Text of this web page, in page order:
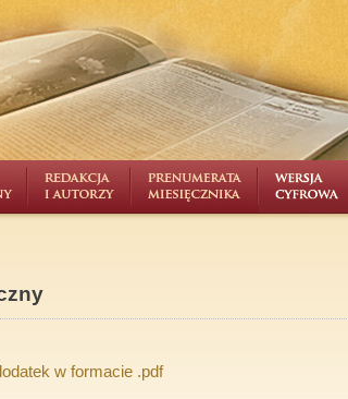
w formacie .pdf